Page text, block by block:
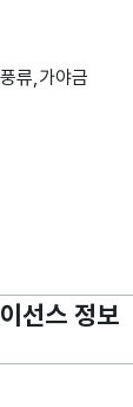
류,가야금
선스 정보